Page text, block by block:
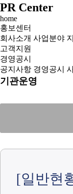
PR Center
home
홍보센터
회사소개 사업분야
고객지원
경영공시
공지사항 경영공시
기관운영
[일반현